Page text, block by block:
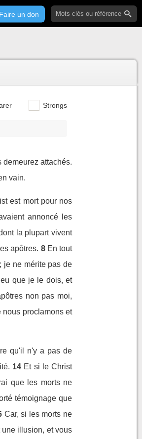
Faire un don
Strongs
attachés.
vain.
est mort pour nos
annoncé les
la plupart vivent
apôtres. 8 En tout
je ne mérite pas de
que je le dois, et
non pas moi,
nous proclamons et
qu'il n'y a pas de
14 Et si le Christ
que les morts ne
témoignage que
Car, si les morts ne
une illusion, et vous